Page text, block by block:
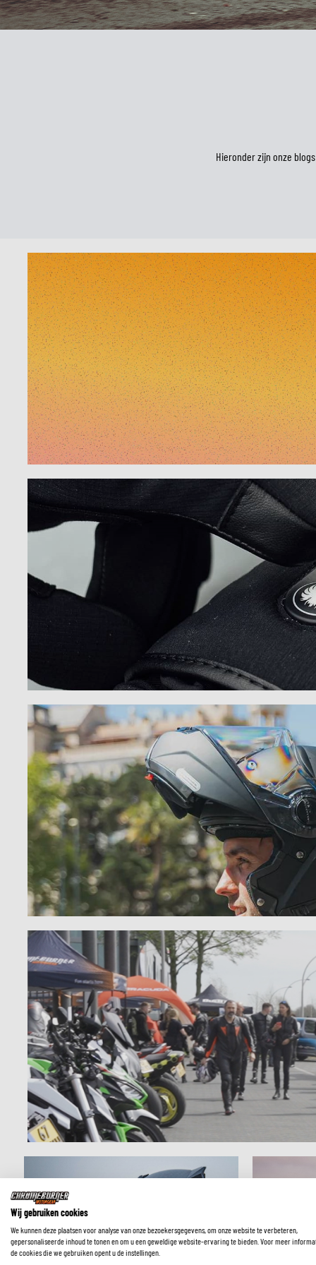
Hieronder zijn onze
Het installeren van
Wij gebruiken cookies
We kunnen deze plaatsen voor analyse van onze bezoekersgegevens, om onze website te verbeteren,
gepersonaliseerde inhoud te tonen en om u een geweldige website-ervaring te bieden. Voor meer
de cookies die we gebruiken opent u de instellingen.